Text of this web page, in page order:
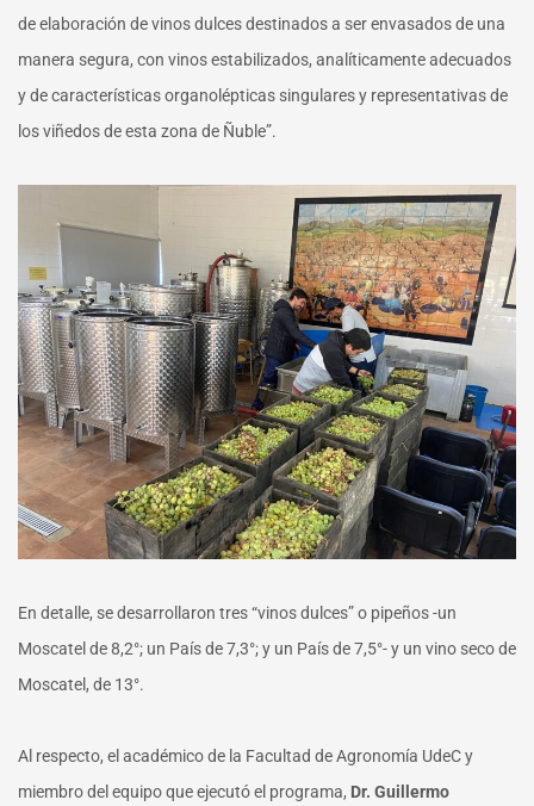
de elaboración de vinos dulces destinados a ser envasados de una
manera segura, con vinos estabilizados, analíticamente adecuados
y de características organolépticas singulares y representativas de
los viñedos de esta zona de Ñuble”.
En detalle, se desarrollaron tres “vinos dulces” o pipeños -un
Moscatel de 8,2°; un País de 7,3°; y un País de 7,5°- y un vino seco de
Moscatel, de 13°.
Al respecto, el académico de la Facultad de Agronomía UdeC y
miembro del equipo que ejecutó el programa, Dr. Guillermo